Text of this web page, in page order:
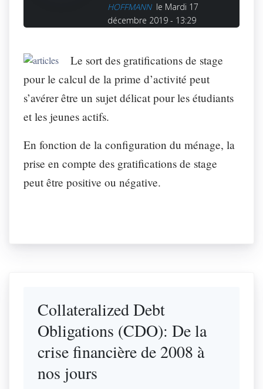
HOFFMANN le Mardi 17
décembre 2019 - 13:29
Le sort des gratifications de stage
pour le calcul de la prime d’activité peut
s’avérer être un sujet délicat pour les étudiants
et les jeunes actifs.
En fonction de la configuration du ménage, la
prise en compte des gratifications de stage
peut être positive ou négative.
Collateralized Debt
Obligations (CDO): De la
crise financière de 2008 à
nos jours